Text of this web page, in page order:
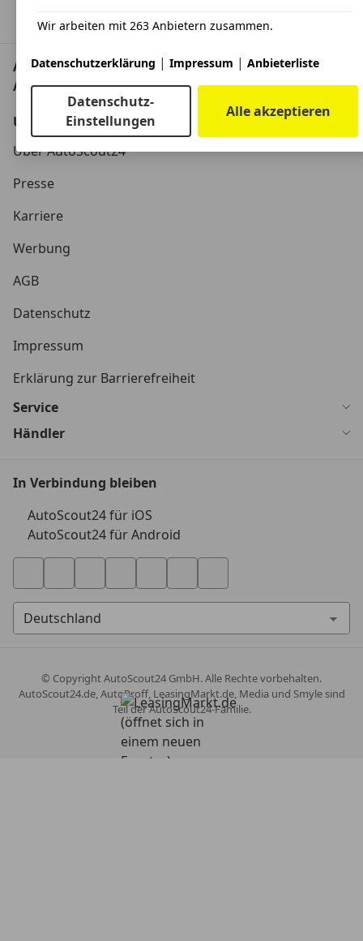
Nach Oben
AutoScout24: Europaweit der größte Online-
Automarkt.
Unternehmen
Über AutoScout24
Presse
Karriere
Werbung
AGB
Datenschutz
Impressum
Erklärung zur Barrierefreiheit
Service
Händler
In Verbindung bleiben
AutoScout24 für iOS
AutoScout24 für Android
© CopyrightAutoScout24 GmbH. Alle Rechte vorbehalten.
AutoScout24.de, AutoProff, LeasingMarkt.de, Media und Smyle sind
Teil der AutoScout24-Familie.
Wir arbeiten mit 263 Anbietern zusammen.
Datenschutzerklärung | Impressum | Anbieterliste
Datenschutz-
Einstellungen
Alle akzeptieren